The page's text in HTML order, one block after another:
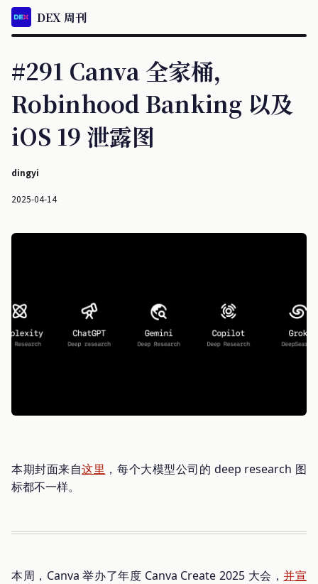
DEX 周刊
#291 Canva 全家桶，
Robinhood Banking 以及
iOS 19 泄露图
dingyi
2025-04-14
本期封面来自这里 ，每个大模型公司的 deep research 图
标都不一样。
本周，Canva 举办了年度 Canva Create 2025 大会，并宣